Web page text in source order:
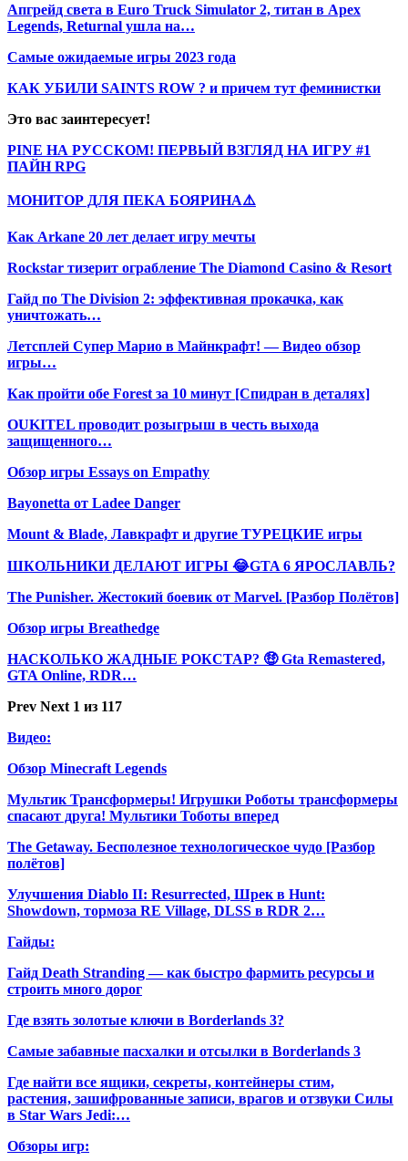
Апгрейд света в Euro Truck Simulator 2, титан в Apex
Legends, Returnal ушла на…
Самые ожидаемые игры 2023 года
КАК УБИЛИ SAINTS ROW ? и причем тут феминистки
Это вас заинтересует!
PINE НА РУССКОМ! ПЕРВЫЙ ВЗГЛЯД НА ИГРУ #1
ПАЙН RPG
МОНИТОР ДЛЯ ПЕКА БОЯРИНА⚠️
Как Arkane 20 лет делает игру мечты
Rockstar тизерит ограбление The Diamond Casino & Resort
Гайд по The Division 2: эффективная прокачка, как
уничтожать…
Летсплей Супер Марио в Майнкрафт! — Видео обзор
игры…
Как пройти обе Forest за 10 минут [Спидран в деталях]
OUKITEL проводит розыгрыш в честь выхода
защищенного…
Обзор игры Essays on Empathy
Bayonetta от Ladee Danger
Mount & Blade, Лавкрафт и другие ТУРЕЦКИЕ игры
ШКОЛЬНИКИ ДЕЛАЮТ ИГРЫ 😂GTA 6 ЯРОСЛАВЛЬ?
The Punisher. Жестокий боевик от Marvel. [Разбор Полётов]
Обзор игры Breathedge
НАСКОЛЬКО ЖАДНЫЕ РОКСТАР? 🤑 Gta Remastered,
GTA Online, RDR…
Prev Next 1 из 117
Видео:
Обзор Minecraft Legends
Мультик Трансформеры! Игрушки Роботы трансформеры
спасают друга! Мультики Тоботы вперед
The Getaway. Бесполезное технологическое чудо [Разбор
полётов]
Улучшения Diablo II: Resurrected, Шрек в Hunt:
Showdown, тормоза RE Village, DLSS в RDR 2…
Гайды:
Гайд Death Stranding — как быстро фармить ресурсы и
строить много дорог
Где взять золотые ключи в Borderlands 3?
Самые забавные пасхалки и отсылки в Borderlands 3
Где найти все ящики, секреты, контейнеры стим,
растения, зашифрованные записи, врагов и отзвуки Силы
в Star Wars Jedi:…
Обзоры игр: